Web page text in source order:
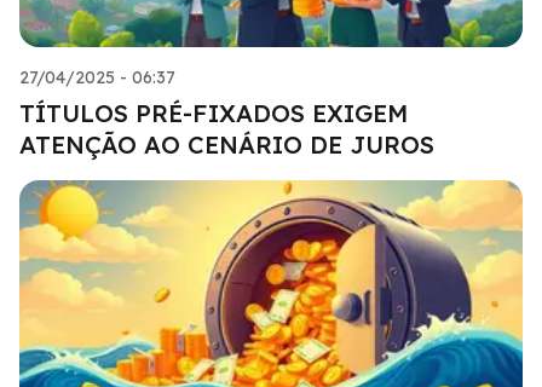
27/04/2025 - 06:37
TÍTULOS PRÉ-FIXADOS EXIGEM
ATENÇÃO AO CENÁRIO DE JUROS